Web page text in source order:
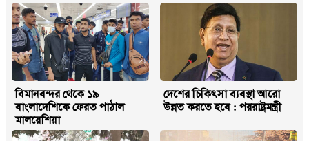
বিমানবন্দর থেকে ১৯
বাংলাদেশিকে ফেরত পাঠাল
মালয়েশিয়া
দেশের চিকিৎসা ব্যবস্থা আরো
উন্নত করতে হবে : পররাষ্ট্রমন্ত্রী